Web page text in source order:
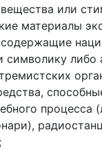
или
материалы
символику либо
процесса